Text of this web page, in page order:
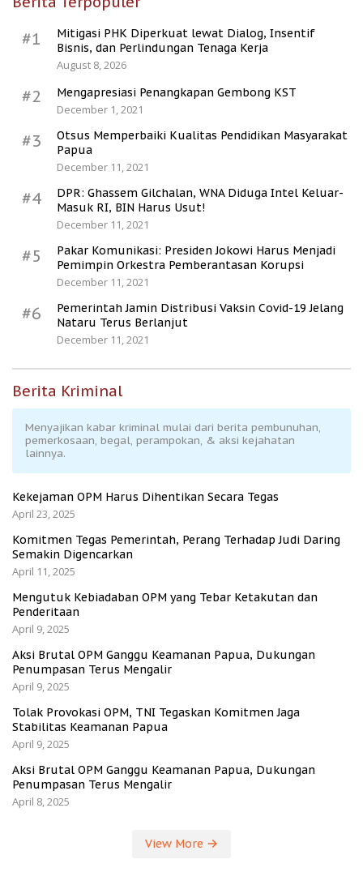
#1
Mitigasi PHK Diperkuat lewat Dialog, Insentif
Bisnis, dan Perlindungan Tenaga Kerja
August 8, 2026
#2
Mengapresiasi Penangkapan Gembong KST
December 1, 2021
#3
Otsus Memperbaiki Kualitas Pendidikan Masyarakat
Papua
December 11, 2021
#4
DPR: Ghassem Gilchalan, WNA Diduga Intel Keluar-
Masuk RI, BIN Harus Usut!
December 11, 2021
#5
Pakar Komunikasi: Presiden Jokowi Harus Menjadi
Pemimpin Orkestra Pemberantasan Korupsi
December 11, 2021
#6
Pemerintah Jamin Distribusi Vaksin Covid-19 Jelang
Nataru Terus Berlanjut
December 11, 2021
Berita Kriminal
Menyajikan kabar kriminal mulai dari berita pembunuhan,
pemerkosaan, begal, perampokan, & aksi kejahatan
lainnya.
Kekejaman OPM Harus Dihentikan Secara Tegas
April 23, 2025
Komitmen Tegas Pemerintah, Perang Terhadap Judi Daring
Semakin Digencarkan
April 11, 2025
Mengutuk Kebiadaban OPM yang Tebar Ketakutan dan
Penderitaan
April 9, 2025
Aksi Brutal OPM Ganggu Keamanan Papua, Dukungan
Penumpasan Terus Mengalir
April 9, 2025
Tolak Provokasi OPM, TNI Tegaskan Komitmen Jaga
Stabilitas Keamanan Papua
April 9, 2025
Aksi Brutal OPM Ganggu Keamanan Papua, Dukungan
Penumpasan Terus Mengalir
April 8, 2025
View More